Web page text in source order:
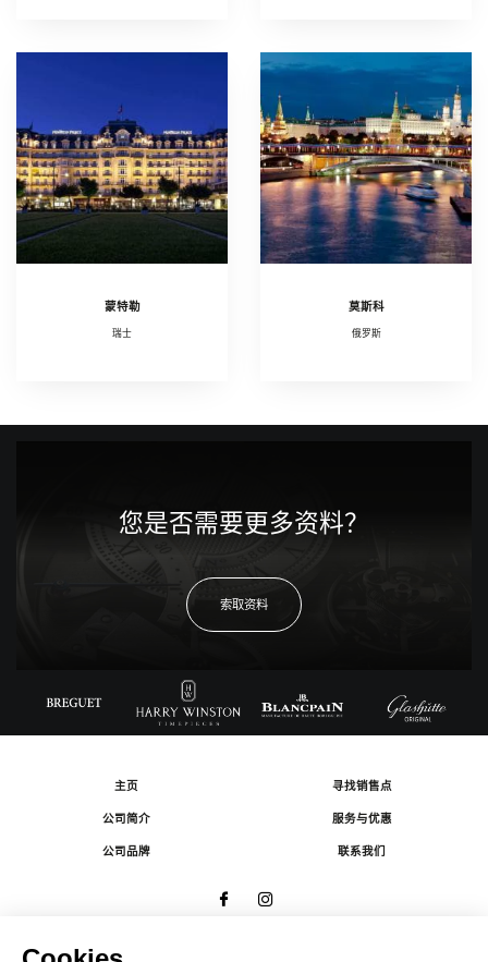
蒙特勒
瑞士
莫斯科
俄罗斯
您是否需要更多资料？
索取资料
主页
公司简介
公司品牌
寻找销售点
服务与优惠
联系我们